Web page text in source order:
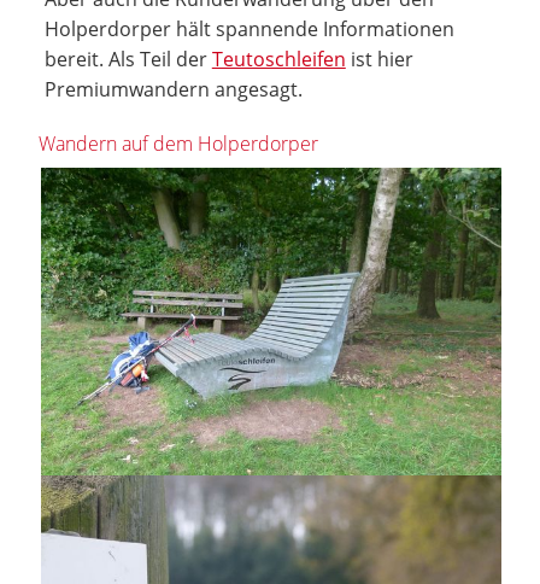
Holperdorper hält spannende Informationen
bereit. Als Teil derTeutoschleifen ist hier
Premiumwandern angesagt.
Wandern auf dem Holperdorper